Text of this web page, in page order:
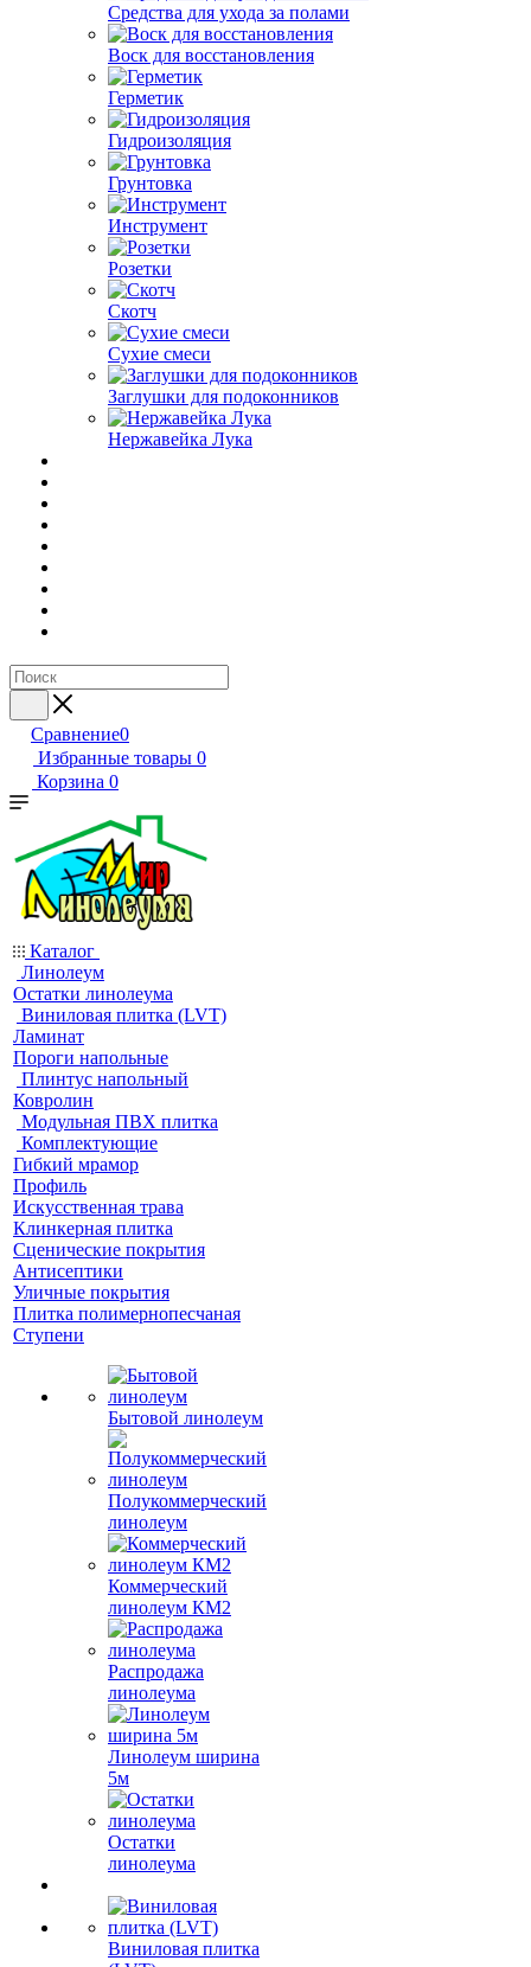
Средства для ухода за полами
Воск для восстановления
Герметик
Гидроизоляция
Грунтовка
Инструмент
Розетки
Скотч
Сухие смеси
Заглушки для подоконников
Нержавейка Лука
Сравнение0
Избранные товары 0
Корзина 0
Каталог
Линолеум
Остатки линолеума
Виниловая плитка (LVT)
Ламинат
Пороги напольные
Плинтус напольный
Ковролин
Модульная ПВХ плитка
Комплектующие
Гибкий мрамор
Профиль
Искусственная трава
Клинкерная плитка
Сценические покрытия
Антисептики
Уличные покрытия
Плитка полимернопесчаная
Ступени
Бытовой линолеум
Полукоммерческий
линолеум
Коммерческий
линолеум КМ2
Распродажа
линолеума
Линолеум ширина
5м
Остатки
линолеума
Виниловая плитка